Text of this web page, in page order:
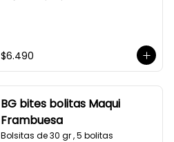
$6.490
BG bites bolitas Maqui
Frambuesa
Bolsitas de 30 gr , 5 bolitas